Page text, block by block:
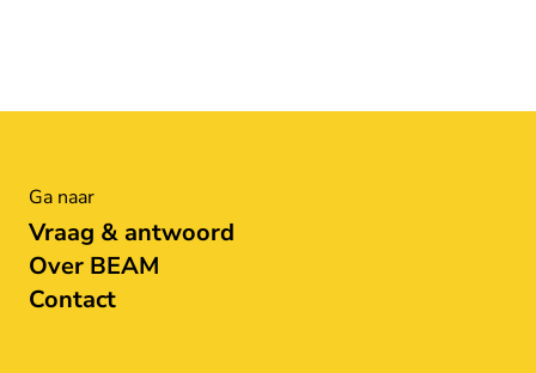
Ga naar
Vraag & antwoord
Over BEAM
Contact